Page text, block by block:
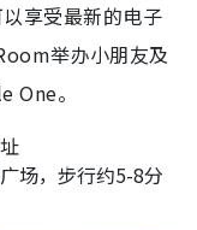
享受最新的电子
举办小朋友及
One。
场，步行约5-8分